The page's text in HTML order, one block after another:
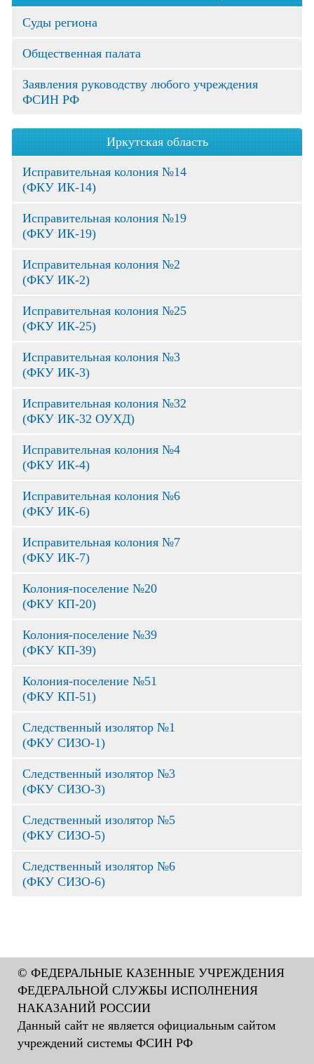
Суды региона
Общественная палата
Заявления руководству любого учреждения
ФСИН РФ
Иркутская область
Исправительная колония №14
(ФКУ ИК-14)
Исправительная колония №19
(ФКУ ИК-19)
Исправительная колония №2
(ФКУ ИК-2)
Исправительная колония №25
(ФКУ ИК-25)
Исправительная колония №3
(ФКУ ИК-3)
Исправительная колония №32
(ФКУ ИК-32 ОУХД)
Исправительная колония №4
(ФКУ ИК-4)
Исправительная колония №6
(ФКУ ИК-6)
Исправительная колония №7
(ФКУ ИК-7)
Колония-поселение №20
(ФКУ КП-20)
Колония-поселение №39
(ФКУ КП-39)
Колония-поселение №51
(ФКУ КП-51)
Следственный изолятор №1
(ФКУ СИЗО-1)
Следственный изолятор №3
(ФКУ СИЗО-3)
Следственный изолятор №5
(ФКУ СИЗО-5)
Следственный изолятор №6
(ФКУ СИЗО-6)
© ФЕДЕРАЛЬНЫЕ КАЗЕННЫЕ УЧРЕЖДЕНИЯ
ФЕДЕРАЛЬНОЙ СЛУЖБЫ ИСПОЛНЕНИЯ
НАКАЗАНИЙ РОССИИ
Данный сайт не является официальным сайтом
учреждений системы ФСИН РФ